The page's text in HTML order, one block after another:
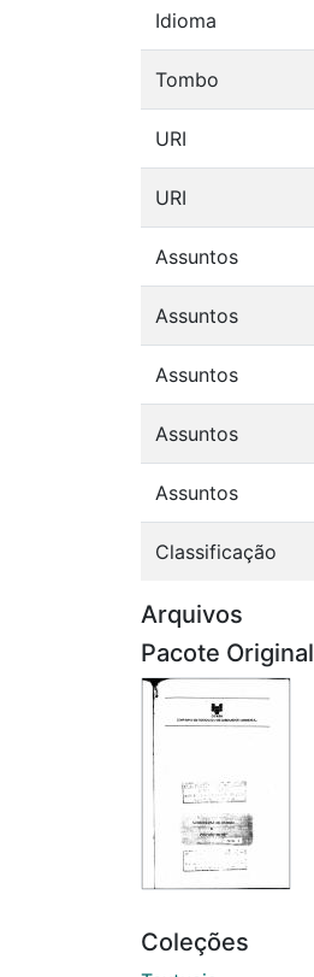
Idioma
Tombo
URI
URI
Assuntos
Assuntos
Assuntos
Assuntos
Assuntos
Classificação
Arquivos
Pacote Original
Coleções